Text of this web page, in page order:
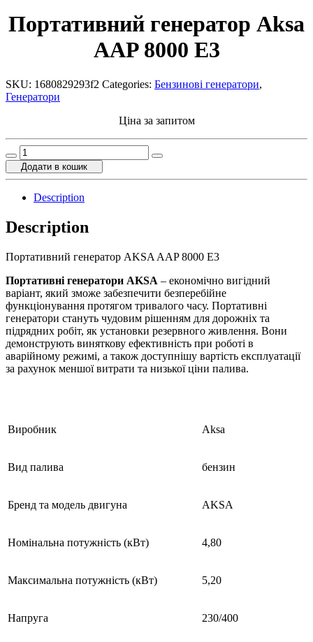
Портативний генератор Aksa
AAP 8000 Е3
SKU: 1680829293f2 Categories: Бензинові генератори,
Генератори
Ціна за запитом
Портативний
генератор
Aksa
8000
quantity
Додати в кошик
Description
Description
Портативний генератор AKSA AAP 8000 E3
Портативні генератори AKSA – економічно вигідний
варіант, який зможе забезпечити безперебійне
функціонування протягом тривалого часу. Портативні
генератори стануть чудовим рішенням для дорожніх та
підрядних робіт, як установки резервного живлення. Вони
демонструють виняткову ефективність при роботі в
аварійному режимі, а також доступнішу вартість експлуатації
за рахунок меншої витрати та низької ціни палива.
Виробник Aksa
Вид палива бензин
Бренд та модель двигуна AKSA
Номінальна потужність (кВт) 4,80
Максимальна потужність (кВт) 5,20
Напруга 230/400